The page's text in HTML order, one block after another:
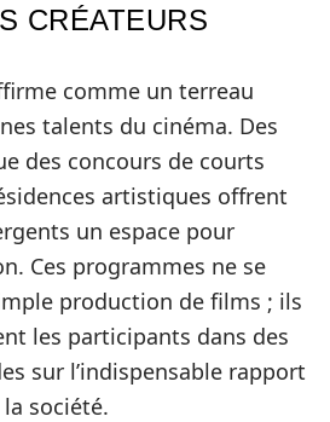
CRÉATEURS
comme un terreau
talents du cinéma. Des
des concours de courts
artistiques offrent
un espace pour
Ces programmes ne se
production de films ; ils
les participants dans des
sur l’indispensable rapport
société.